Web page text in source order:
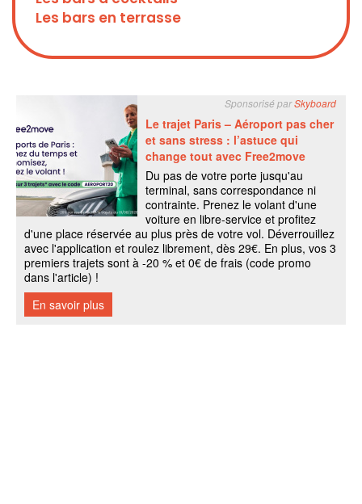
Les bars en terrasse